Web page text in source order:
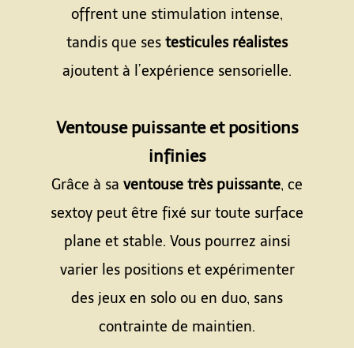
offrent une stimulation intense,
tandis que ses testicules réalistes
ajoutent à l’expérience sensorielle.
Ventouse puissante et positions
infinies
Grâce à sa ventouse très puissante, ce
sextoy peut être fixé sur toute surface
plane et stable. Vous pourrez ainsi
varier les positions et expérimenter
des jeux en solo ou en duo, sans
contrainte de maintien.